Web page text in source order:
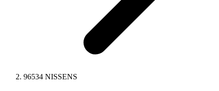
96534 NISSENS